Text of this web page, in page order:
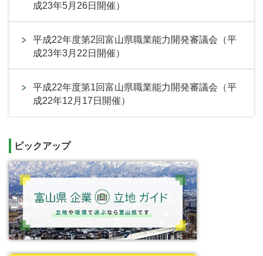
成23年5月26日開催）
平成22年度第2回富山県職業能力開発審議会（平
成23年3月22日開催）
平成22年度第1回富山県職業能力開発審議会（平
成22年12月17日開催）
ピックアップ